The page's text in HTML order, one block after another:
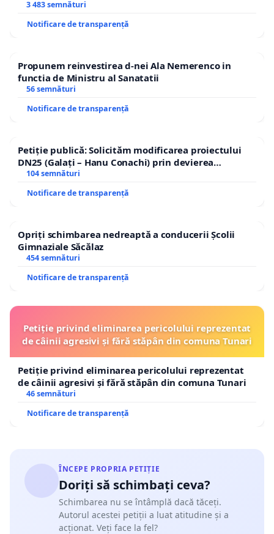
3 483 semnături
Notificare de transparență
Propunem reinvestirea d-nei Ala Nemerenco in
functia de Ministru al Sanatatii
56 semnături
Notificare de transparență
Petiție publică: Solicităm modificarea proiectului
DN25 (Galați – Hanu Conachi) prin devierea
traseului în afara localităților!
104 semnături
Notificare de transparență
Opriți schimbarea nedreaptă a conducerii Școlii
Gimnaziale Săcălaz
454 semnături
Notificare de transparență
Petiție privind eliminarea pericolului reprezentat
de câinii agresivi și fără stăpân din comuna Tunari
Petiție privind eliminarea pericolului reprezentat
de câinii agresivi și fără stăpân din comuna Tunari
46 semnături
Notificare de transparență
ÎNCEPE PROPRIA PETIȚIE
Doriți să schimbați ceva?
Schimbarea nu se întâmplă dacă tăceți.
Autorul acestei petiții a luat atitudine și a
acționat. Veți face la fel?